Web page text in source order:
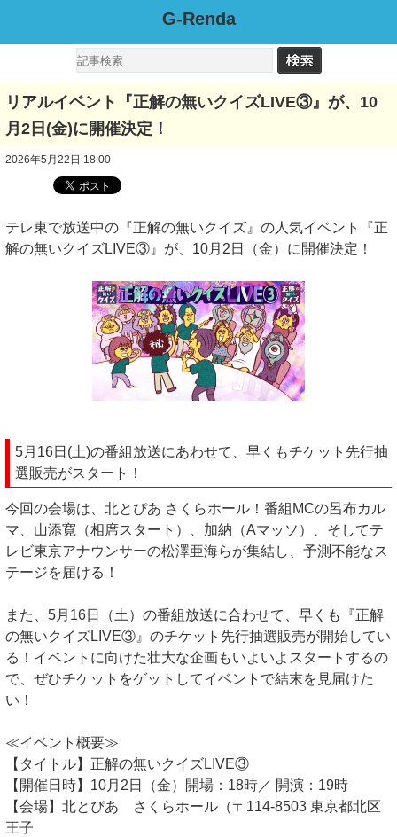
G-Renda
リアルイベント『正解の無いクイズLIVE③』が、10
月2日(金)に開催決定！
2026年5月22日 18:00
テレ東で放送中の『正解の無いクイズ』の人気イベント『正
解の無いクイズLIVE③』が、10月2日（金）に開催決定！
5月16日(土)の番組放送にあわせて、早くもチケット先行抽
選販売がスタート！
今回の会場は、北とぴあ さくらホール！番組MCの呂布カル
マ、山添寛（相席スタート）、加納（Aマッソ）、そしてテ
レビ東京アナウンサーの松澤亜海らが集結し、予測不能なス
テージを届ける！
また、5月16日（土）の番組放送に合わせて、早くも『正解
の無いクイズLIVE③』のチケット先行抽選販売が開始してい
る！イベントに向けた壮大な企画もいよいよスタートするの
で、ぜひチケットをゲットしてイベントで結末を見届けた
い！
≪イベント概要≫
【タイトル】正解の無いクイズLIVE③
【開催日時】10月2日（金）開場：18時／ 開演：19時
【会場】北とぴあ さくらホール（〒114-8503 東京都北区
王子